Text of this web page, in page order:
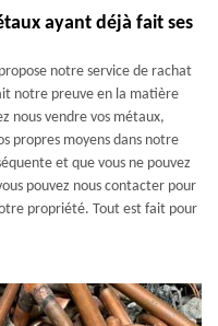
ayant déjà fait ses
notre service de rachat
notre preuve en la matière
nous vendre vos métaux,
propres moyens dans notre
et que vous ne pouvez
pouvez nous contacter pour
propriété. Tout est fait pour